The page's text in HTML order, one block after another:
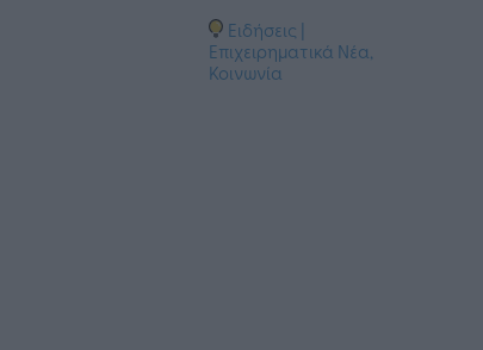
Ειδήσεις |
Επιχειρηματικά Νέα,
Κοινωνία